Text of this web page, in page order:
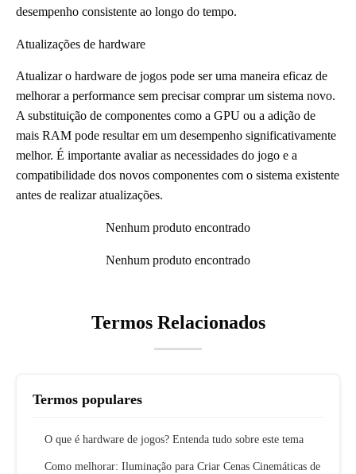
desempenho consistente ao longo do tempo.
Atualizações de hardware
Atualizar o hardware de jogos pode ser uma maneira eficaz de
melhorar a performance sem precisar comprar um sistema novo.
A substituição de componentes como a GPU ou a adição de
mais RAM pode resultar em um desempenho significativamente
melhor. É importante avaliar as necessidades do jogo e a
compatibilidade dos novos componentes com o sistema existente
antes de realizar atualizações.
Nenhum produto encontrado
Nenhum produto encontrado
Termos Relacionados
Termos populares
O que é hardware de jogos? Entenda tudo sobre este tema
Como melhorar: Iluminação para Criar Cenas Cinemáticas de